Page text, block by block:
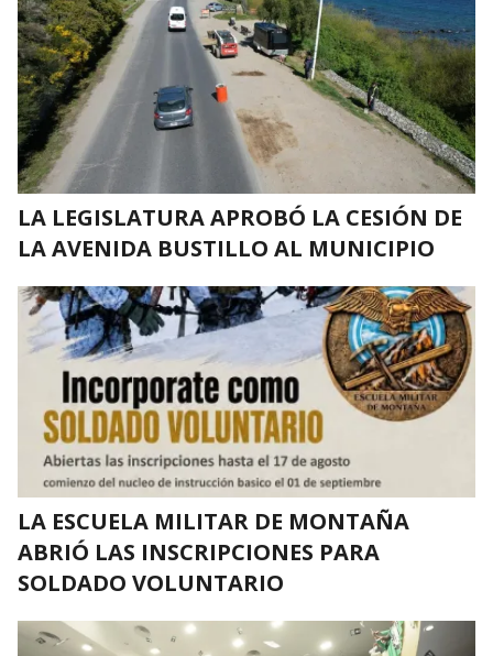
LA LEGISLATURA APROBÓ LA CESIÓN DE
LA AVENIDA BUSTILLO AL MUNICIPIO
LA ESCUELA MILITAR DE MONTAÑA
ABRIÓ LAS INSCRIPCIONES PARA
SOLDADO VOLUNTARIO